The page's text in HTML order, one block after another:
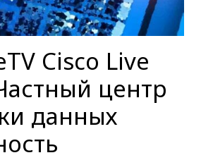
Cisco Live
центр
данных